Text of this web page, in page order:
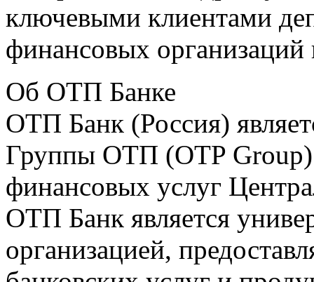
ключевыми клиентами
финансовых
Об ОТП Банке
ОТП Банк (Россия)
Группы ОТП (OTP Group)
финансовых услуг
ОТП Банк является
организацией,